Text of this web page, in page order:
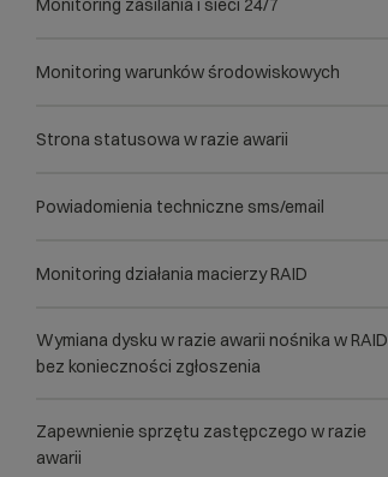
Monitoring zasilania i sieci 24/7
Monitoring warunków środowiskowych
Strona statusowa w razie awarii
Powiadomienia techniczne sms/email
Monitoring działania macierzy RAID
Wymiana dysku w razie awarii nośnika w RAID
bez konieczności zgłoszenia
Zapewnienie sprzętu zastępczego w razie
awarii